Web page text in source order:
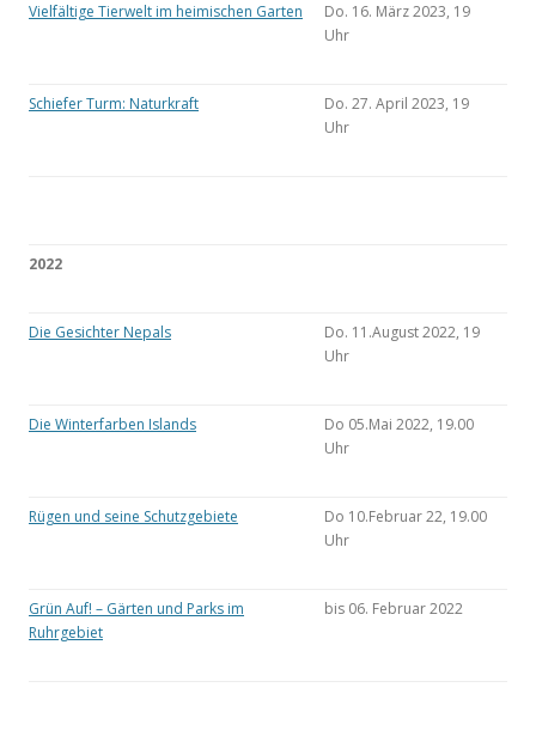
Vielfältige Tierwelt im heimischen Garten
Do. 16. März 2023, 19
Uhr
Schiefer Turm: Naturkraft
Do. 27. April 2023, 19
Uhr
2022
Die Gesichter Nepals
Do. 11.August 2022, 19
Uhr
Die Winterfarben Islands
Do 05.Mai 2022, 19.00
Uhr
Rügen und seine Schutzgebiete
Do 10.Februar 22, 19.00
Uhr
Grün Auf! – Gärten und Parks im
Ruhrgebiet
bis 06. Februar 2022